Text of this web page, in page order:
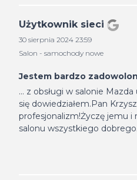
Użytkownik sieci
30 sierpnia 2024 23:59
Salon - samochody nowe
Jestem bardzo
... z obsługi w salonie
się dowiedziałem.Pan
profesjonalizm!Życzę jemu i
salonu wszystkiego